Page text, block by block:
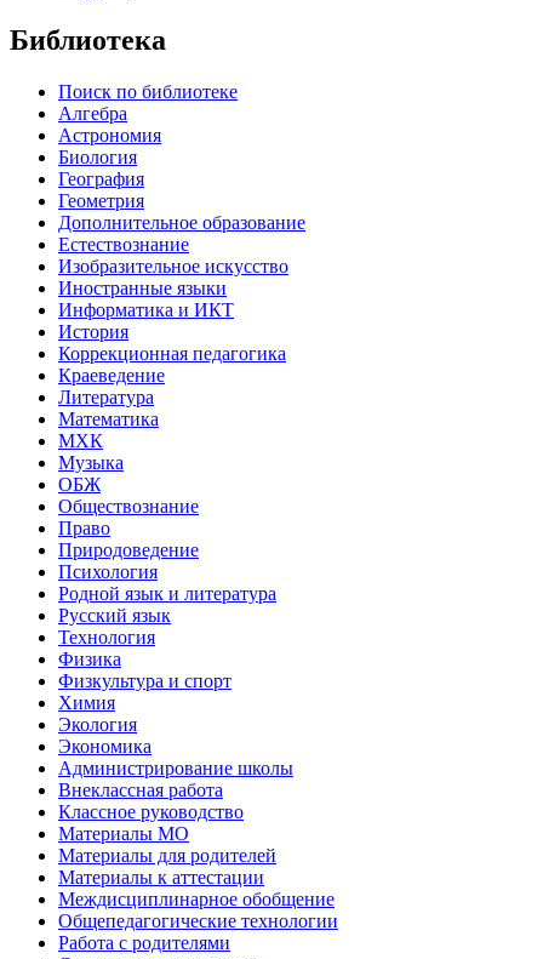
Библиотека
Поиск по библиотеке
Алгебра
Астрономия
Биология
География
Геометрия
Дополнительное образование
Естествознание
Изобразительное искусство
Иностранные языки
Информатика и ИКТ
История
Коррекционная педагогика
Краеведение
Литература
Математика
МХК
Музыка
ОБЖ
Обществознание
Право
Природоведение
Психология
Родной язык и литература
Русский язык
Технология
Физика
Физкультура и спорт
Химия
Экология
Экономика
Администрирование школы
Внеклассная работа
Классное руководство
Материалы МО
Материалы для родителей
Материалы к аттестации
Междисциплинарное обобщение
Общепедагогические технологии
Работа с родителями